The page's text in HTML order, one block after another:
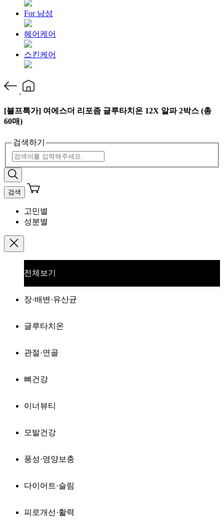
For 남성
헤어케어
스킨케어
[블프특가] 여에스더 리포좀 글루타치온 12X 알파 2박스 (총
60매)
검색하기
검색
고민별
성분별
전체보기
장·배변·유산균
글루타치온
관절·연골
뼈건강
이너뷰티
모발건강
풍성·영양보충
다이어트·슬림
피로개선·활력